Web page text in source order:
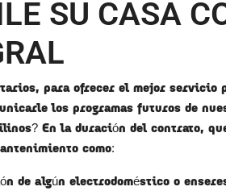
SU CASA
para ofrecer el mejor servicio
los programas futuros de
En la duración del contrato,
como:
de algún electrodoméstico o